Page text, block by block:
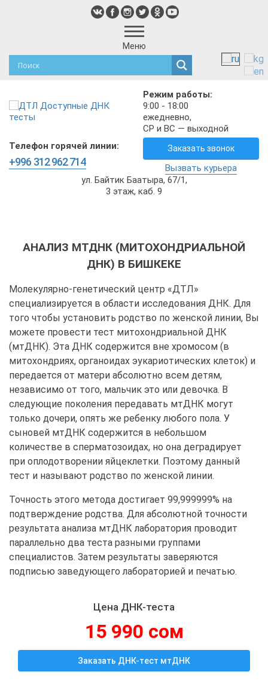
Меню
Режим работы:
9:00 - 18:00
ежедневно,
СР и ВС — выходной
Телефон горячей линии:
+996 312 962 714
Заказать звонок
Вызвать курьера
ул. Байтик Баатыра, 67/1,
3 этаж, каб. 9
АНАЛИЗ МТДНК (МИТОХОНДРИАЛЬНОЙ
ДНК) В БИШКЕКЕ
Молекулярно-генетический центр «ДТЛ»
специализируется в области исследования ДНК. Для
того чтобы установить родство по женской линии, Вы
можете провести тест митохондриальной ДНК
(мтДНК). Эта ДНК содержится вне хромосом (в
митохондриях, органоидах эукариотических клеток) и
передается от матери абсолютно всем детям,
независимо от того, мальчик это или девочка. В
следующие поколения передавать мтДНК могут
только дочери, опять же ребенку любого пола. У
сыновей мтДНК содержится в небольшом
количестве в сперматозоидах, но она деградирует
при оплодотворении яйцеклетки. Поэтому данный
тест и называют родство по женской линии.
Точность этого метода достигает 99,999999% на
подтверждение родства. Для абсолютной точности
результата анализа мтДНК лаборатория проводит
параллельно два теста разными группами
специалистов. Затем результаты заверяются
подписью заведующего лабораторией и печатью.
Цена ДНК-теста
15 990 сом
Заказать ДНК-тест мтДНК